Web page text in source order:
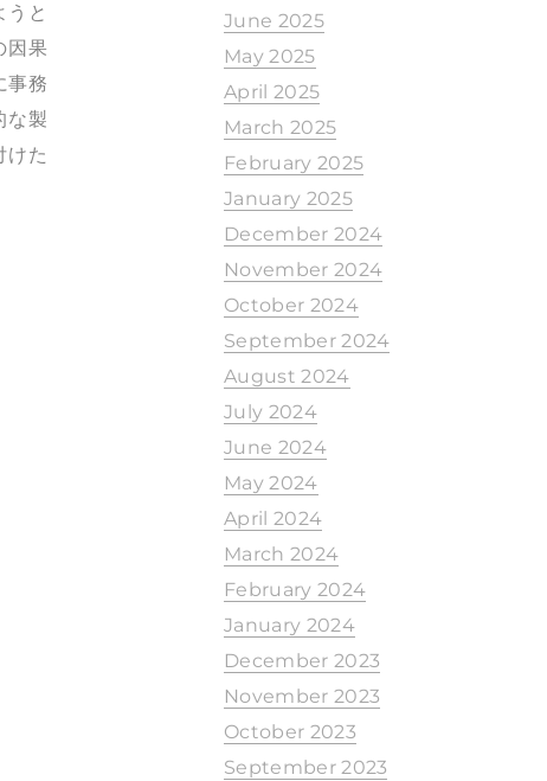
と
因果
事務
な製
けた
June 2025
May 2025
April 2025
March 2025
February 2025
January 2025
December 2024
November 2024
October 2024
September 2024
August 2024
July 2024
June 2024
May 2024
April 2024
March 2024
February 2024
January 2024
December 2023
November 2023
October 2023
September 2023